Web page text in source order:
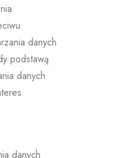
danych
podstawą
danych
danych